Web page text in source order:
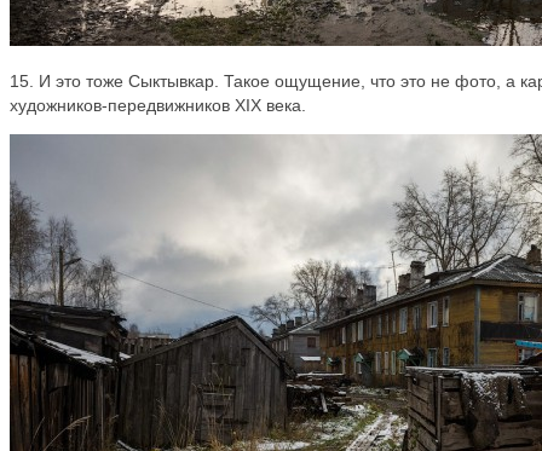
15. И это тоже Сыктывкар. Такое ощущение, что это не фото, а
художников-передвижников XIX века.